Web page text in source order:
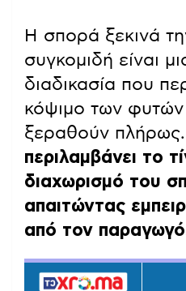
Η σπορά ξεκινά
συγκομιδή είναι
διαδικασία που
κόψιμο των φυτών
ξεραθούν πλήρως.
περιλαμβάνει το
διαχωρισμό του
απαιτώντας
από τον